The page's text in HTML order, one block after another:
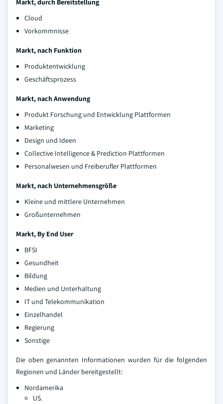
Markt, durch Bereitstellung
Cloud
Vorkommnisse
Markt, nach Funktion
Produktentwicklung
Geschäftsprozess
Markt, nach Anwendung
Produkt Forschung und Entwicklung Plattformen
Marketing
Design und Ideen
Collective Intelligence & Prediction Plattformen
Personalwesen und Freiberufler Plattformen
Markt, nach Unternehmensgröße
Kleine und mittlere Unternehmen
Großunternehmen
Markt, By End User
BFSI
Gesundheit
Bildung
Medien und Unterhaltung
IT und Telekommunikation
Einzelhandel
Regierung
Sonstige
Die oben genannten Informationen wurden für die folgenden
Regionen und Länder bereitgestellt:
Nordamerika
US.